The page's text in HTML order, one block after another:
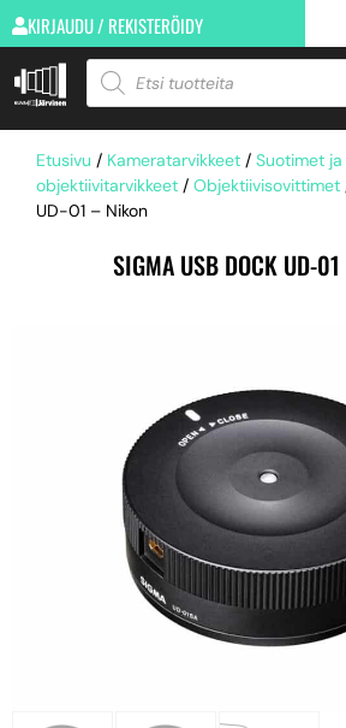
KIRJAUDU / REKISTERÖIDY
Etusivu / Kameratarvikkeet / Suotimet ja
objektiivitarvikkeet / Objektiivisovittimet
UD-01 – Nikon
SIGMA USB DOCK UD-